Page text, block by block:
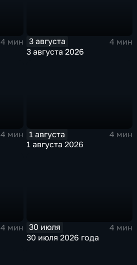
4 мин
3 августа
4 мин
3 августа 2026
4 мин
1 августа
4 мин
1 августа 2026
4 мин
30 июля
4 мин
30 июля 2026 года